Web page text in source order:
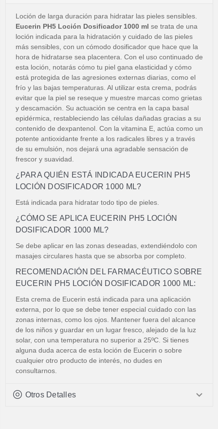
Loción de larga duración para hidratar las pieles sensibles.
Eucerin PH5 Loción Dosificador 1000 ml se trata de una
loción indicada para la hidratación y cuidado de las pieles
más sensibles, con un cómodo dosificador que hace que la
hora de hidratarse sea placentera. Con el uso continuado de
esta loción, notarás cómo tu piel gana elasticidad y cómo
está protegida de las agresiones externas diarias, como el
frío y las bajas temperaturas. Al utilizar esta crema, podrás
evitar que la piel se reseque y muestre marcas como grietas
y descamación. Su actuación se centra en la capa basal
epidérmica, restableciendo las células dañadas gracias a su
contenido de dexpantenol. Con la vitamina E, actúa como un
potente antioxidante frente a los radicales libres y a través
de su emulsión, nos dejará una agradable sensación de
frescor y suavidad.
¿PARA QUIÉN ESTÁ INDICADA EUCERIN PH5
LOCIÓN DOSIFICADOR 1000 ML?
Está indicada para hidratar todo tipo de pieles.
¿CÓMO SE APLICA EUCERIN PH5 LOCIÓN
DOSIFICADOR 1000 ML?
Se debe aplicar en las zonas deseadas, extendiéndolo con
masajes circulares hasta que se absorba por completo.
RECOMENDACIÓN DEL FARMACÉUTICO SOBRE
EUCERIN PH5 LOCIÓN DOSIFICADOR 1000 ML:
Esta crema de Eucerin está indicada para una aplicación
externa, por lo que se debe tener especial cuidado con las
zonas internas, como los ojos. Mantener fuera del alcance
de los niños y guardar en un lugar fresco, alejado de la luz
solar, con una temperatura no superior a 25ºC. Si tienes
alguna duda acerca de esta loción de Eucerin o sobre
cualquier otro producto de interés, no dudes en
consultarnos.
Otros Detalles